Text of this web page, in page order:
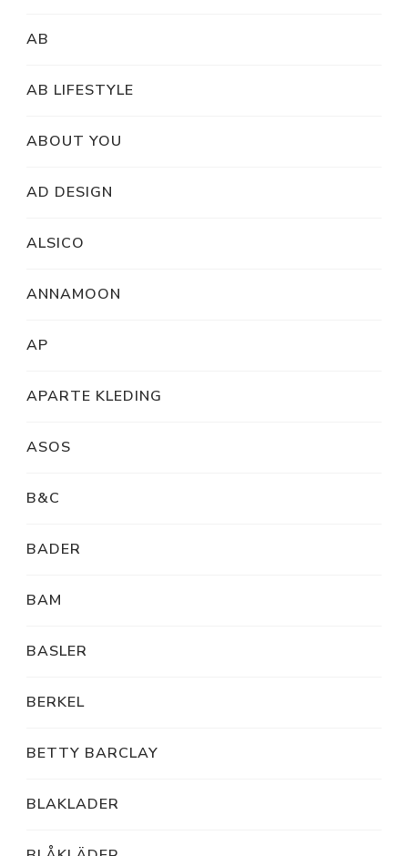
AB
AB LIFESTYLE
ABOUT YOU
AD DESIGN
ALSICO
ANNAMOON
AP
APARTE KLEDING
ASOS
B&C
BADER
BAM
BASLER
BERKEL
BETTY BARCLAY
BLAKLADER